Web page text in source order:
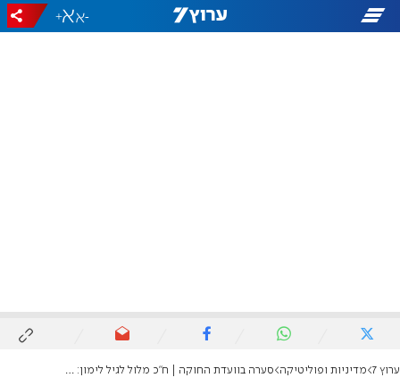
-
+
ערוץ 7 מדיניות ופוליטיקה סערה בוועדת החוקה | ח"כ מלול לגיל לימון: אתה מונע משנאה